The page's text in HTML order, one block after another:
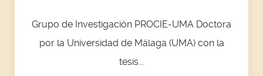
Grupo de Investigación PROCIE-UMA Doctora
por la Universidad de Málaga (UMA) con la
tesis...